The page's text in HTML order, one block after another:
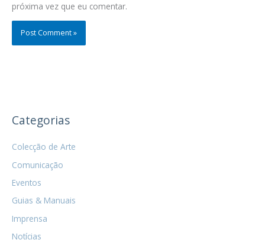
Categorias
Colecção de Arte
Comunicação
Eventos
Guias & Manuais
Imprensa
Notícias
próxima vez que eu comentar.